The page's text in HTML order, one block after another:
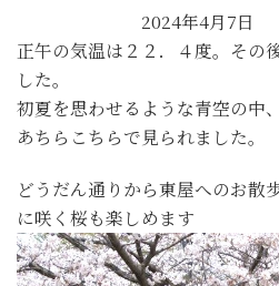
2024年4月7日
正午の気温は２２．４度。その
した。
初夏を思わせるような青空の中
あちらこちらで見られました。
どうだん通りから東屋へのお散
に咲く桜も楽しめます